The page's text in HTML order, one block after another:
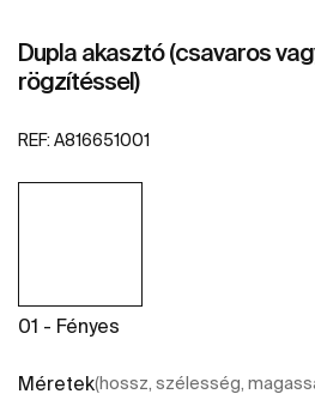
Dupla akasztó (csavaros
rögzítéssel)
REF: A816651001
01 - Fényes
Méretek(hossz, szélesség,